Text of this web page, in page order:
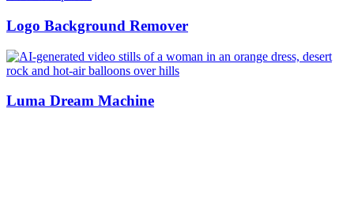
Logo Background Remover
Luma Dream Machine